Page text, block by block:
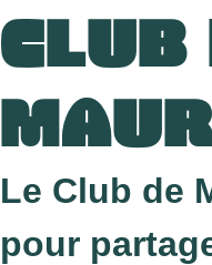
CLUB
Le Club de
pour